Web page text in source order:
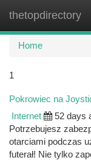
thetopdirectory
Home
1
Pokrowiec na
Internet 52 days
Potrzebujesz
otarciami podczas
futerał! Nie tylko